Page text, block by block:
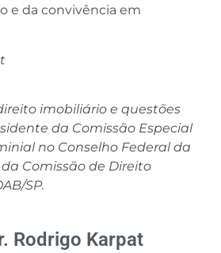
e da convivência em
imobiliário e questões
da Comissão Especial
no Conselho Federal da
Comissão de Direito
SP.
Rodrigo Karpat